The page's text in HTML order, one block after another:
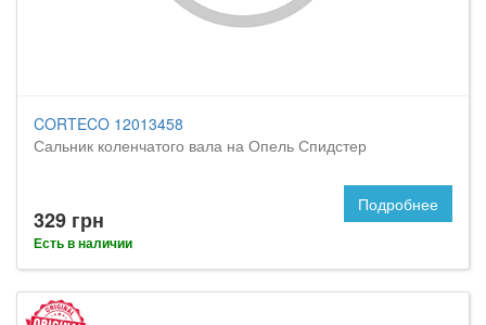
CORTECO 12013458
Сальник коленчатого вала на Опель Спидстер
329 грн
Есть в наличии
Подробнее